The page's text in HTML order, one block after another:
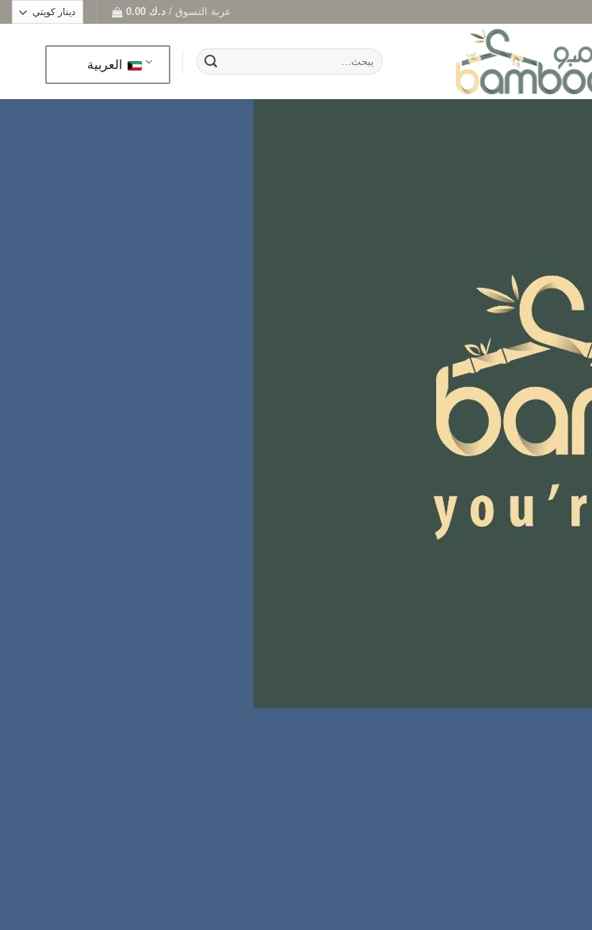
عربة التسوق /د.ك 0.00
البحث
عن:
العربية